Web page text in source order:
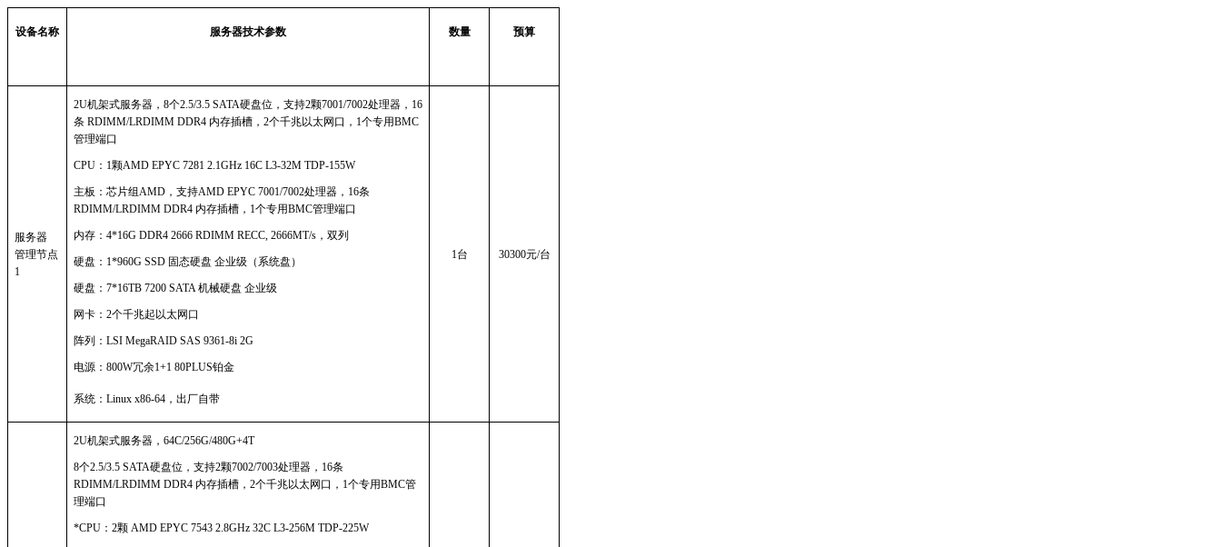
设备名称 服务器技术参数 数量 预算
服务器
管理节点
1
2U机架式服务器，8个2.5/3.5 SATA硬盘位，支持2颗7001/7002处理器，16
条 RDIMM/LRDIMM DDR4 内存插槽，2个千兆以太网口，1个专用BMC
管理端口
CPU：1颗AMD EPYC 7281 2.1GHz 16C L3-32M TDP-155W
主板：芯片组AMD，支持AMD EPYC 7001/7002处理器，16条
RDIMM/LRDIMM DDR4 内存插槽，1个专用BMC管理端口
内存： 4*16G DDR4 2666 RDIMM RECC, 2666MT/s，双列
硬盘： 1*960G SSD 固态硬盘 企业级（系统盘）
硬盘： 7*16TB 7200 SATA 机械硬盘 企业级
网卡： 2个千兆起以太网口
阵列： LSI MegaRAID SAS 9361-8i 2G
电源： 800W冗余1+1 80PLUS铂金
系统： Linux x86-64，出厂自带
1台 30300元/台
2U机架式服务器，64C/256G/480G+4T
8个2.5/3.5 SATA硬盘位，支持2颗7002/7003处理器，16条
RDIMM/LRDIMM DDR4 内存插槽，2个千兆以太网口，1个专用BMC管
理端口
*CPU：2颗 AMD EPYC 7543 2.8GHz 32C L3-256M TDP-225W